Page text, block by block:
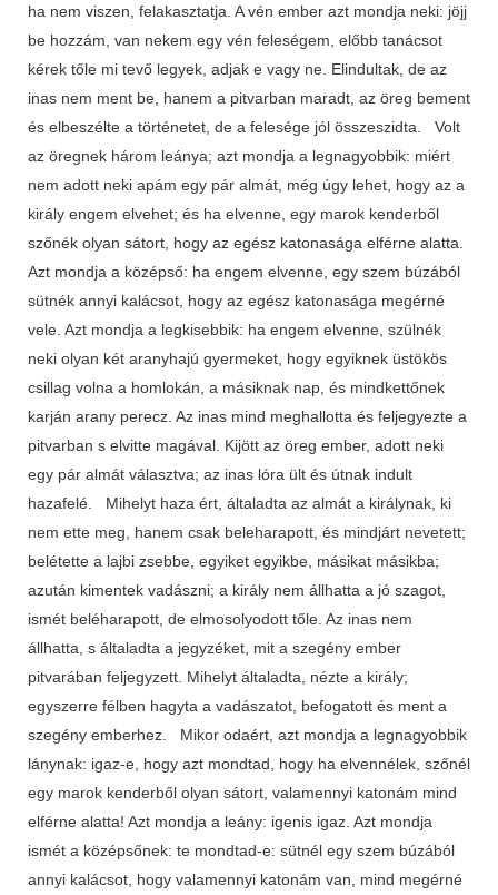
ha nem viszen, felakasztatja. A vén ember azt mondja neki: jöjj
be hozzám, van nekem egy vén feleségem, előbb tanácsot
kérek tőle mi tevő legyek, adjak e vagy ne. Elindultak, de az
inas nem ment be, hanem a pitvarban maradt, az öreg bement
és elbeszélte a történetet, de a felesége jól összeszidta. Volt
az öregnek három leánya; azt mondja a legnagyobbik: miért
nem adott neki apám egy pár almát, még úgy lehet, hogy az a
király engem elvehet; és ha elvenne, egy marok kenderből
szőnék olyan sátort, hogy az egész katonasága elférne alatta.
Azt mondja a középső: ha engem elvenne, egy szem búzából
sütnék annyi kalácsot, hogy az egész katonasága megérné
vele. Azt mondja a legkisebbik: ha engem elvenne, szülnék
neki olyan két aranyhajú gyermeket, hogy egyiknek üstökös
csillag volna a homlokán, a másiknak nap, és mindkettőnek
karján arany perecz. Az inas mind meghallotta és feljegyezte a
pitvarban s elvitte magával. Kijött az öreg ember, adott neki
egy pár almát választva; az inas lóra ült és útnak indult
hazafelé. Mihelyt haza ért, általadta az almát a királynak, ki
nem ette meg, hanem csak beleharapott, és mindjárt nevetett;
belétette a lajbi zsebbe, egyiket egyikbe, másikat másikba;
azután kimentek vadászni; a király nem állhatta a jó szagot,
ismét beléharapott, de elmosolyodott tőle. Az inas nem
állhatta, s általadta a jegyzéket, mit a szegény ember
pitvarában feljegyzett. Mihelyt általadta, nézte a király;
egyszerre félben hagyta a vadászatot, befogatott és ment a
szegény emberhez. Mikor odaért, azt mondja a legnagyobbik
lánynak: igaz-e, hogy azt mondtad, hogy ha elvennélek, szőnél
egy marok kenderből olyan sátort, valamennyi katonám mind
elférne alatta! Azt mondja a leány: igenis igaz. Azt mondja
ismét a középsőnek: te mondtad-e: sütnél egy szem búzából
annyi kalácsot, hogy valamennyi katonám van, mind megérné